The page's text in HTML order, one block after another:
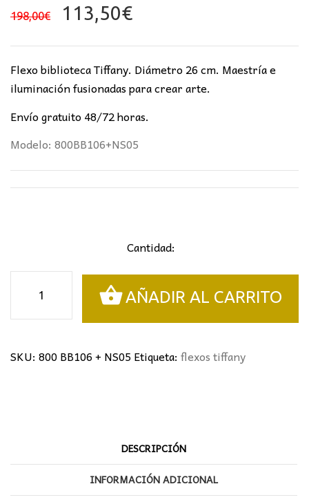
198,00€
El
original
era:
198,00€.
113,50€El
actual
es:
113,50€.
Flexo biblioteca Tiffany. Diámetro 26 cm. Maestría e
iluminación fusionadas para crear arte.
Envío gratuito 48/72 horas.
Modelo: 800BB106+NS05
Cantidad:
biblioteca
tiffany
AÑADIR AL CARRITO
SKU: 800 BB106 + NS05 Etiqueta: flexos tiffany
DESCRIPCIÓN
INFORMACIÓN ADICIONAL